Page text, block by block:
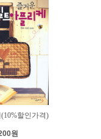
할인가격)
원